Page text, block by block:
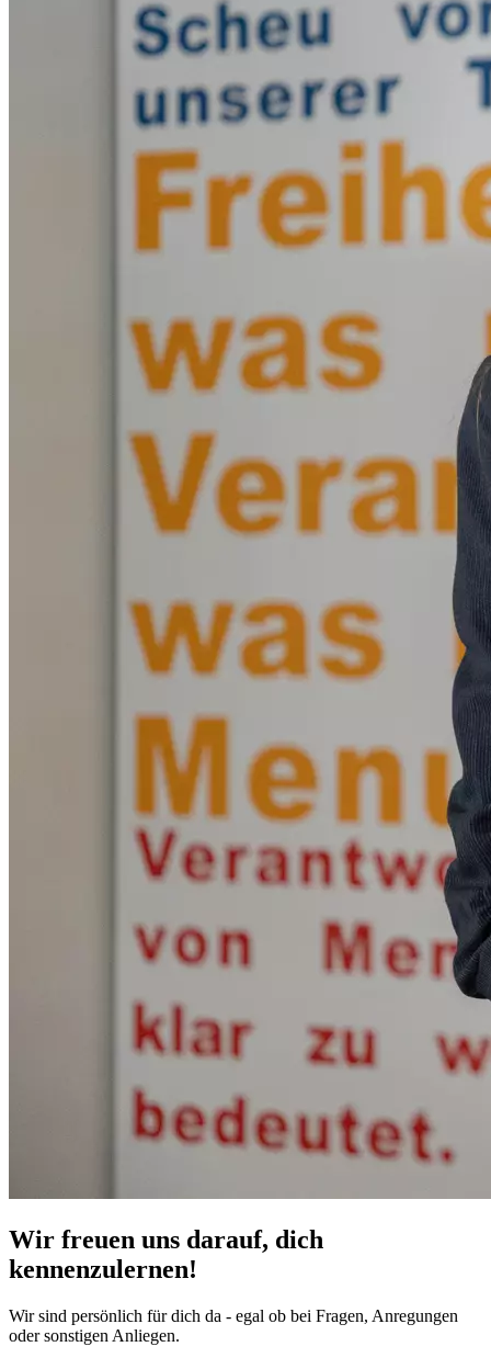
Wir freuen uns darauf, dich
kennenzulernen!
Wir sind persönlich für dich da - egal ob bei Fragen, Anregungen
oder sonstigen Anliegen.